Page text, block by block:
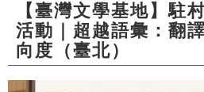
【臺灣文學基地】駐
活動｜超越語彙：翻
向度（臺北）